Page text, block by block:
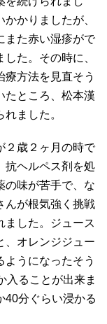
かりましたが、
また赤い湿疹がで
た。その時に、
方法を見直そう
たところ、松本漢
ました。
２歳２ヶ月の時で
抗ヘルペス剤を処
の味が苦手で、な
んが根気強く挑戦
ました。ジュース
、オレンジジュー
ようになったそう
入ることが出来ま
40分ぐらい浸かる